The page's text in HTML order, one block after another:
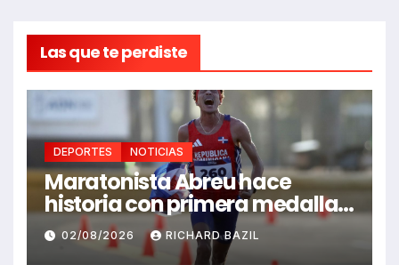
Las que te perdiste
DEPORTES NOTICIAS
Maratonista Abreu hace
historia con primera medalla
en Juegos Santo Domingo
2026
02/08/2026 RICHARD BAZIL